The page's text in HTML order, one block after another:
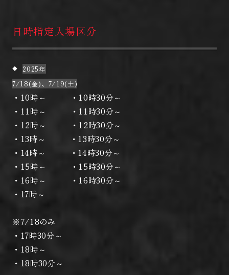
日時指定入場区分
2025年
7/18(金)、7/19(土)
・10時～ ・10時30分～
・11時～ ・11時30分～
・12時～ ・12時30分～
・13時～ ・13時30分～
・14時～ ・14時30分～
・15時～ ・15時30分～
・16時～ ・16時30分～
・17時～
※7/18のみ
・17時30分～
・18時～
・18時30分～